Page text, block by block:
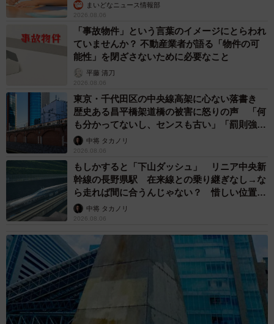
じたことがあれば教えてください。
このエピソードとは直接関係はありませんが、オーストラ
リアでの生活を通して、困っている人がいれば自分から積
極的に助けようという意識が強くなりました。
＜サマ子さん関連情報＞
▽Instagram
https://www.instagram.com/samako_aus/
▽X（旧Twitter）
https://x.com/samako_aus
▽電子書籍『日本で国際結婚式したら超大変でした』
（Amazon）
https://amzn.asia/d/09XDSTOK
▽電子書籍『サマ子の豪州ママじゃーなる』（Amazon）
https://amzn.asia/d/0fxKcyzO
▽ブログ『サマ子の海外ママじゃーなる』
https://ausjapan-life.com/
まいどなニュース情報部
2026.08.06
「事故物件」という言葉のイメージにとらわれ
ていませんか？ 不動産業者が語る「物件の可
能性」を閉ざさないために必要なこと
平藤 清刀
2026.08.06
東京・千代田区の中央線高架に心ない落書き
歴史ある昌平橋架道橋の被害に怒りの声 「何
も分かってないし、センスも古い」「罰則強化
して」中将 タカノリ
2026.08.06
もしかすると「下山ダッシュ」 リニア中央新
幹線の長野県駅 在来線との乗り継ぎなし→な
ら走れば間に合うんじゃない？ 惜しい位置関
係が反響
中将 タカノリ
2026.08.06